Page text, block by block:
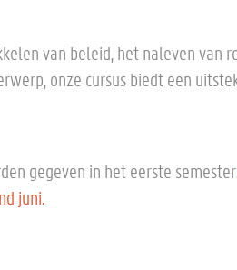
van beleid, het naleven van
onze cursus biedt een
gegeven in het eerste semester.
juni.